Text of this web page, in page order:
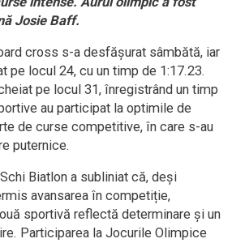
Josie Baff.
cross s-a desfășurat sâmbătă, iar
pe locul 24, cu un timp de 1:17.23.
pe locul 31, înregistrând un timp
au participat la optimile de
de curse competitive, în care s-au
puternice.
Biatlon a subliniat că, deși
avansarea în competiție,
sportivă reflectă determinare și un
Participarea la Jocurile Olimpice